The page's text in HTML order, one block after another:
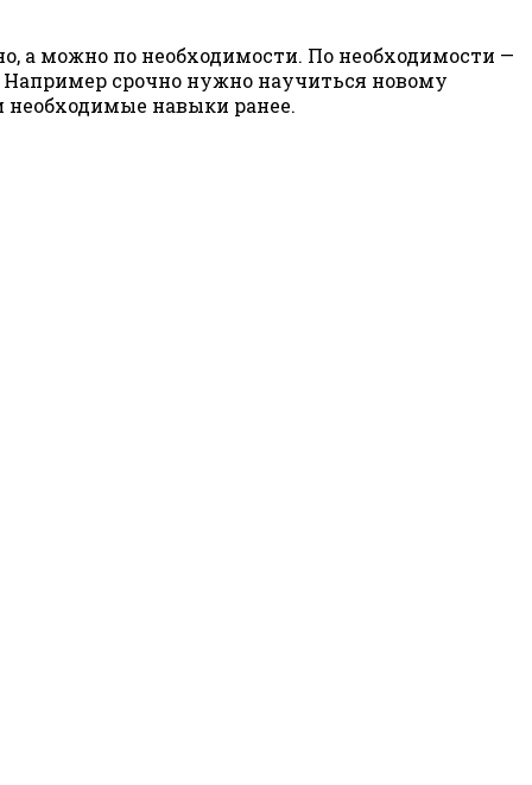
а можно по необходимости. По необходимости —
срочно нужно научиться новому
необходимые навыки ранее.